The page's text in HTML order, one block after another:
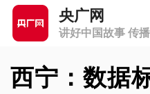
央广网
讲好中国故事 传
西宁：数据